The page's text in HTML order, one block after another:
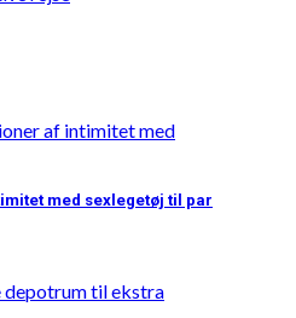
med sexlegetøj til par